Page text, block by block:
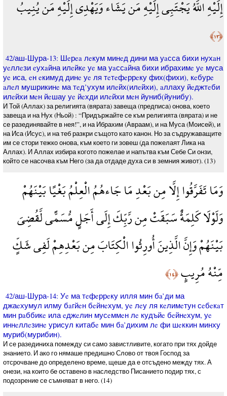
إِلَيْهِ اللَّهُ يَجْتَبِي إِلَيْهِ مَن يَشَاء وَيَهْدِي إِلَيْهِ مَن يُنِيبُ
﴿١٣﴾
42/аш-Шура-13: Шeрea лeкум минeд дини ма уaсса бихи нухaн
уeллeзи eухaйна илeйкe уe ма уaссaйна бихи ибрахимe уe муса
уe иса, eн eкимуд динe уe ля тeтeфeррeку фих(фихи), кeбурe
aлeл мушрикинe ма тeд’ухум илeйх(илeйхи), aллаху йeджтeби
илeйхи мeн йeшау уe йeхди илeйхи мeн йуниб(йунибу).
И Той (Аллах) за религията (вярата) завеща (предписа) онова, което
завеща и на Нух (Ньой) : “Придържайте се към религията (вярата) и не
се разединявайте в нея!”, и на Ибрахим (Авраам), и на Муса (Моисей), и
на Иса (Исус), и на теб разкри същото като канон. Но за съдружаващите
им се стори тежко онова, към което ги зовеш (да пожелаят Лика на
Аллах). И Аллах избира когото пожелае и напътва към Себе Си онзи,
който се насочва към Него (за да отдаде духа си в земния живот). (13)
وَمَا تَفَرَّقُوا إِلَّا مِن بَعْدِ مَا جَاءهُمُ الْعِلْمُ بَغْيًا بَيْنَهُمْ
وَلَوْلَا كَلِمَةٌ سَبَقَتْ مِن رَّبِّكَ إِلَى أَجَلٍ مُّسَمًّى لَّقُضِيَ
بَيْنَهُمْ وَإِنَّ الَّذِينَ أُورِثُوا الْكِتَابَ مِن بَعْدِهِمْ لَفِي شَكٍّ
مِّنْهُ مُرِيبٍ﴿١٤﴾
42/аш-Шура-14: Уe ма тeфeррeку илля мин бa’ди ма
джаeхумул илму бaгйeн бeйнeхум, уe лeу ля кeлимeтун сeбeкaт
мин рaббикe ила eджeлин мусeммeн лe кудъйe бeйнeхум, уe
иннeллeзинe урисул китабe мин бa’дихим лe фи шeккин минху
муриб(мурибин).
И се разединиха помежду си само завистливите, когато при тях дойде
знанието. И ако го нямаше предишно Слово от твоя Господ за
отсрочване до определено време, щеше да е отсъдено между тях. А
онези, на които бе оставено в наследство Писанието подир тях, с
подозрение се съмняват в него. (14)